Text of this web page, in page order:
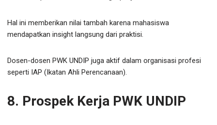
Hal ini memberikan nilai tambah karena mahasiswa
mendapatkan insight langsung dari praktisi.
Dosen-dosen PWK UNDIP juga aktif dalam organisasi profesi
seperti IAP (Ikatan Ahli Perencanaan).
8. Prospek Kerja PWK UNDIP